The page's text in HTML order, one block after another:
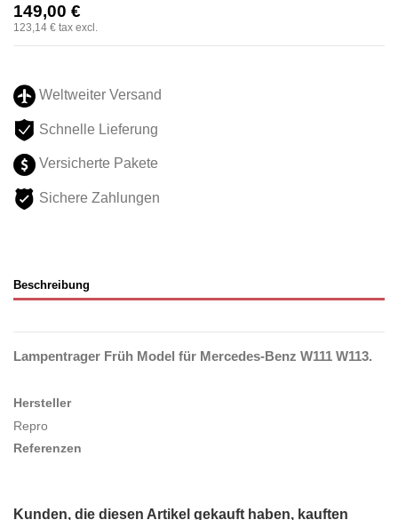
149,00 €
123,14 € tax excl.
Weltweiter Versand
Schnelle Lieferung
Versicherte Pakete
Sichere Zahlungen
Beschreibung
Lampentrager Früh Model für Mercedes-Benz W111 W113.
Hersteller
Repro
Referenzen
Kunden, die diesen Artikel gekauft haben, kauften